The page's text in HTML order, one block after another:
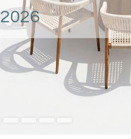
2026